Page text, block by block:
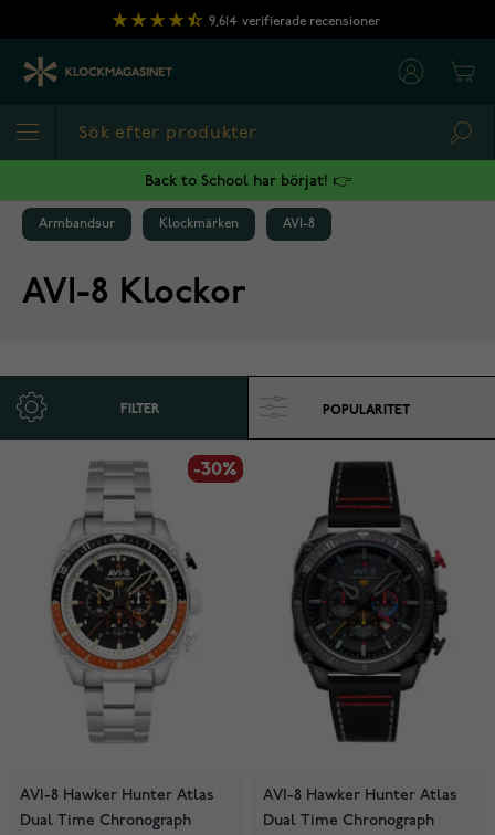
Hoppa till innehållet
9,614 verifierade recensioner
Back to School har börjat! 👉
Armbandsur Klockmärken AVI-8
AVI-8 Klockor
FILTER
-30%
-30%
AVI-8 Hawker Hunter Atlas
Dual Time Chronograph
AVI-8 Hawker Hunter Atlas
Dual Time Chronograph